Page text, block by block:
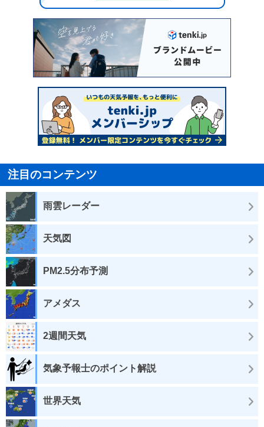
注目のコンテンツ
雨雲レーダー
天気図
PM2.5分布予測
アメダス
2週間天気
気象予報士のポイント解説
世界天気